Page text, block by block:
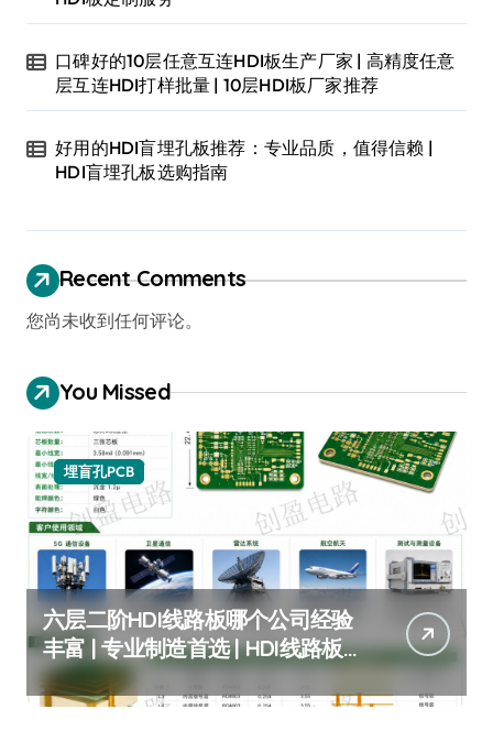
口碑好的10层任意互连HDI板生产厂家 | 高精度任意
层互连HDI打样批量 | 10层HDI板厂家推荐
好用的HDI盲埋孔板推荐：专业品质，值得信赖 |
HDI盲埋孔板选购指南
Recent Comments
您尚未收到任何评论。
You Missed
埋盲孔PCB
六层二阶HDI线路板哪个公司经验
丰富 | 专业制造首选 | HDI线路板
定制专家